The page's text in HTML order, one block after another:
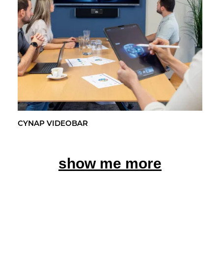
CYNAP VI­DEO­BAR
show me more